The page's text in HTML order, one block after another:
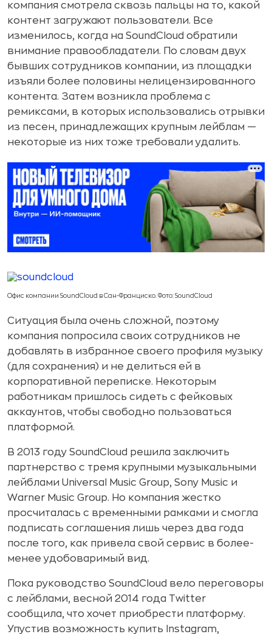
компания смотрела сквозь пальцы на то, какой
контент загружают пользователи. Все
изменилось, когда на SoundCloud обратили
внимание правообладатели. По словам двух
бывших сотрудников компании, из площадки
изъяли более половины нелицензированного
контента. Затем возникла проблема с
ремиксами, в которых использовались отрывки
из песен, принадлежащих крупным лейблам —
некоторые из них тоже требовали удалить.
Офис компании SoundCloud в Сан-Франциско. Фото: SoundCloud
Ситуация была очень сложной, поэтому
компания попросила своих сотрудников не
добавлять в избранное своего профиля музыку
(для сохранения) и не делиться ей в
корпоративной переписке. Некоторым
работникам пришлось сидеть с фейковых
аккаунтов, чтобы свободно пользоваться
платформой.
В 2013 году SoundCloud решила заключить
партнерство с тремя крупными музыкальными
лейблами Universal Music Group, Sony Music и
Warner Music Group. Но компания жестко
просчиталась с временными рамками и смогла
подписать соглашения лишь через два года
после того, как привела свой сервис в более-
менее удобоваримый вид.
Пока руководство SoundCloud вело переговоры
с лейблами, весной 2014 года Twitter
сообщила, что хочет приобрести платформу.
Упустив возможность купить Instagram,